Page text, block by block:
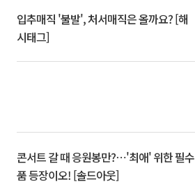
입추매직 '불발', 처서매직은 올까요? [해
시태그]
콘서트 갈 때 응원봉만?⋯'최애' 위한 필수
품 등장이오! [솔드아웃]